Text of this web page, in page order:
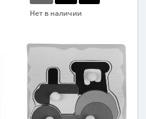
Нет в наличии
Развивающие
Возраст
От 3-х лет
Материал